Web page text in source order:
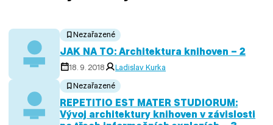
Nezařazené
JAK NA TO: Architektura knihoven – 2
18. 9. 2018 Ladislav Kurka
Nezařazené
REPETITIO EST MATER STUDIORUM:
Vývoj architektury knihoven v závislosti